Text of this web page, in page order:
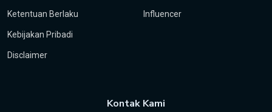
Ketentuan Berlaku
Kebijakan Pribadi
Disclaimer
Influencer
Kontak Kami